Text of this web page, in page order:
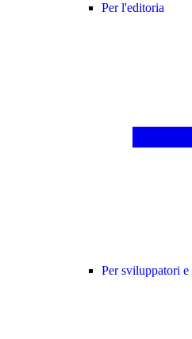
Per l'editoria
Per sviluppatori